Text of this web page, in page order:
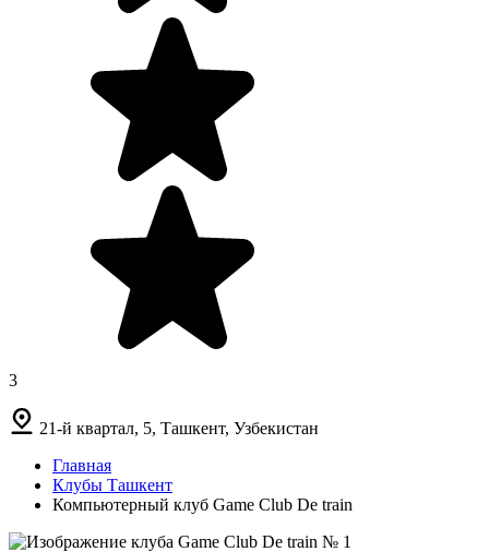
3
21-й квартал, 5, Ташкент, Узбекистан
Главная
Клубы Ташкент
Компьютерный клуб Game Club De train